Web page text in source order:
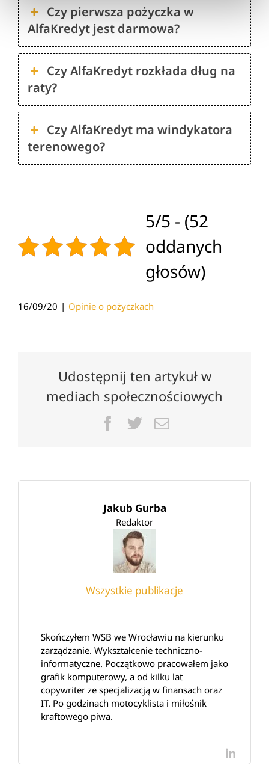
Czy pierwsza pożyczka w
AlfaKredyt jest darmowa?
Czy AlfaKredyt rozkłada dług na
raty?
Czy AlfaKredyt ma windykatora
terenowego?
5/5 - (52
oddanych
głosów)
16/09/20 | Opinie o pożyczkach
Udostępnij ten artykuł w
mediach społecznościowych
Facebook
TwitterEmail
Jakub Gurba
Redaktor
Wszystkie publikacje
Skończyłem WSB we Wrocławiu na kierunku
zarządzanie. Wykształcenie techniczno-
informatyczne. Początkowo pracowałem jako
grafik komputerowy, a od kilku lat
copywriter ze specjalizacją w finansach oraz
IT. Po godzinach motocyklista i miłośnik
kraftowego piwa.
LinkedIn